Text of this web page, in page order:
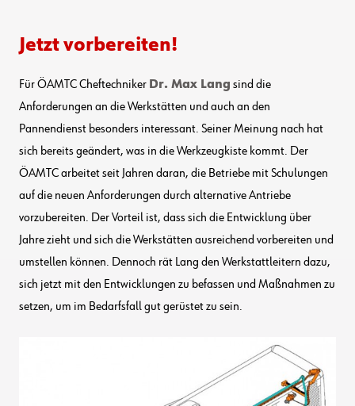
Jetzt vorbereiten!
Für ÖAMTC Cheftechniker Dr. Max Lang sind die
Anforderungen an die Werkstätten und auch an den
Pannendienst besonders interessant. Seiner Meinung nach hat
sich bereits geändert, was in die Werkzeugkiste kommt. Der
ÖAMTC arbeitet seit Jahren daran, die Betriebe mit Schulungen
auf die neuen Anforderungen durch alternative Antriebe
vorzubereiten. Der Vorteil ist, dass sich die Entwicklung über
Jahre zieht und sich die Werkstätten ausreichend vorbereiten und
umstellen können. Dennoch rät Lang den Werkstattleitern dazu,
sich jetzt mit den Entwicklungen zu befassen und Maßnahmen zu
setzen, um im Bedarfsfall gut gerüstet zu sein.